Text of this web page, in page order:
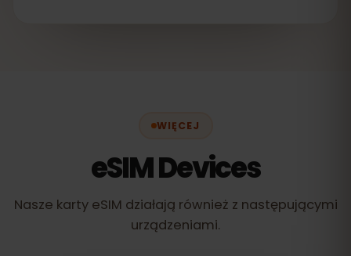
WIĘCEJ
eSIM Devices
Nasze karty eSIM działają również z następującymi
urządzeniami.